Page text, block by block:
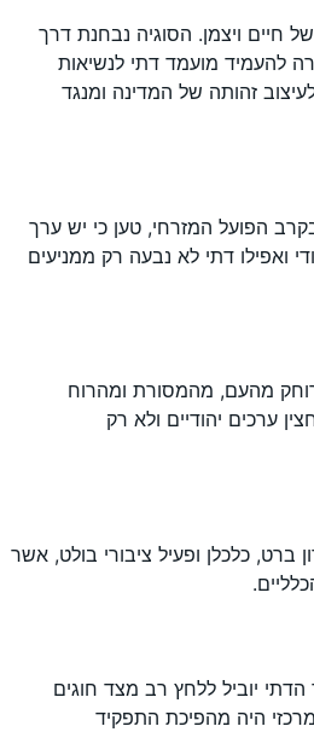
למינוי נשיא דתי, ובמיוחד בבחירות לנשיאות בשנת 1952, מיד לאחר פטירתו של חיים ויצמן. הסוגיה נבחנת דרך
להעמיד מועמד דתי לנשיאות
זהותה של המדינה ומנגד
הפועל המזרחי, טען כי יש ערך
ואפילו דתי לא נבעה רק ממניעים
מהעם, מהמסורת ומהרוח
ערכים יהודיים ולא רק
כלכלן ופעיל ציבורי בולט, אשר
יוביל ללחץ רב מצד חוגים
היה מהפיכת התפקיד